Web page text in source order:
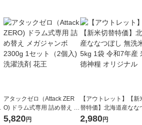
アタックゼロ（Attack ZER
O) ドラム式専用 詰め替え メ
ガジャンボ 2300g 1セット
5,820円
【アウトレット】【新
替特価】北海道産なな
し 無洗米 5kg 1袋 令和
2,980円